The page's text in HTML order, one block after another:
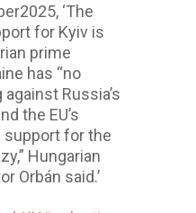
‘The
for Kyiv is
prime
has “no
Russia’s
the EU’s
support for the
Hungarian
Orbán said.’